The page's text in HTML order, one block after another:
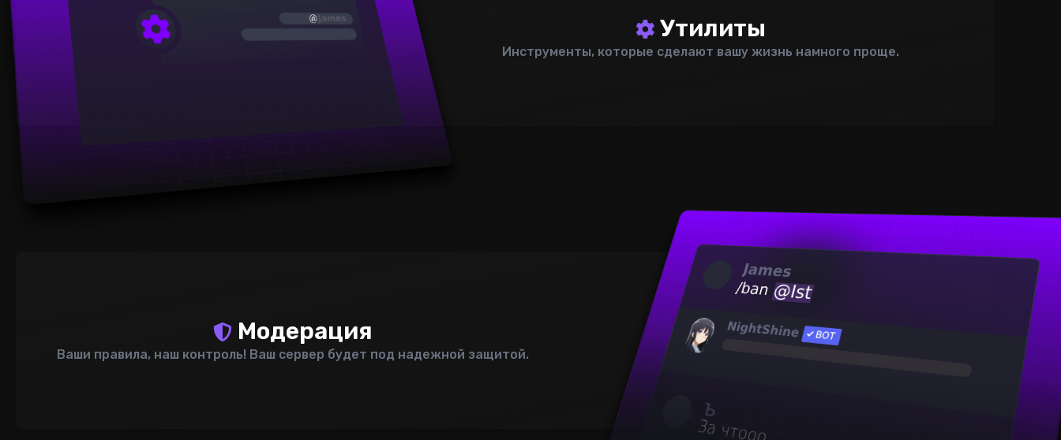
Утилиты
Инструменты, которые сделают вашу жизнь намного проще.
Модерация
Ваши правила, наш контроль! Ваш сервер будет под надежной защитой.